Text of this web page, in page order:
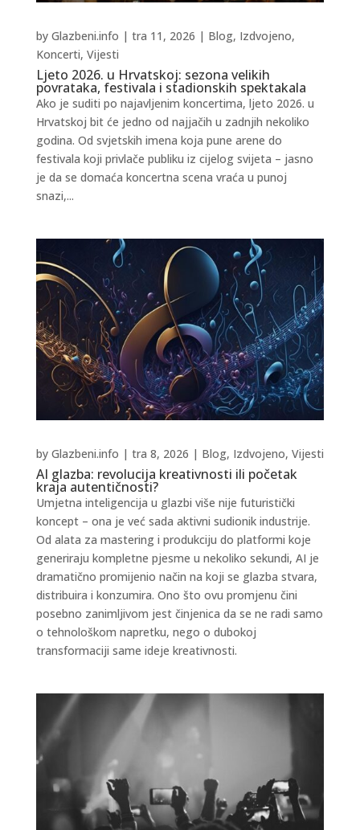
Ljeto 2026. u Hrvatskoj: sezona velikih
povrataka, festivala i stadionskih spektakala
by Glazbeni.info | tra 11, 2026 | Blog, Izdvojeno,
Koncerti, Vijesti
Ako je suditi po najavljenim koncertima, ljeto 2026. u
Hrvatskoj bit će jedno od najjačih u zadnjih nekoliko
godina. Od svjetskih imena koja pune arene do
festivala koji privlače publiku iz cijelog svijeta – jasno
je da se domaća koncertna scena vraća u punoj
snazi,...
AI glazba: revolucija kreativnosti ili početak
kraja autentičnosti?
by Glazbeni.info | tra 8, 2026 | Blog, Izdvojeno, Vijesti
Umjetna inteligencija u glazbi više nije futuristički
koncept – ona je već sada aktivni sudionik industrije.
Od alata za mastering i produkciju do platformi koje
generiraju kompletne pjesme u nekoliko sekundi, AI je
dramatično promijenio način na koji se glazba stvara,
distribuira i konzumira. Ono što ovu promjenu čini
posebno zanimljivom jest činjenica da se ne radi samo
o tehnološkom napretku, nego o dubokoj
transformaciji same ideje kreativnosti.